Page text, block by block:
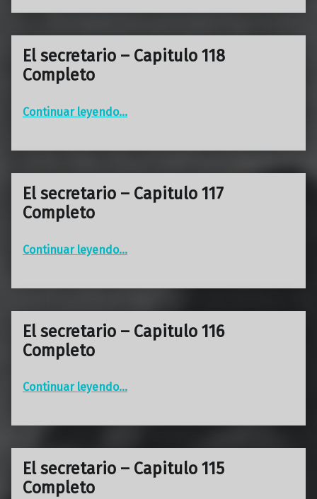
El secretario – Capitulo 118
Completo
Continuar leyendo…
El secretario – Capitulo 117
Completo
Continuar leyendo…
El secretario – Capitulo 116
Completo
Continuar leyendo…
El secretario – Capitulo 115
Completo